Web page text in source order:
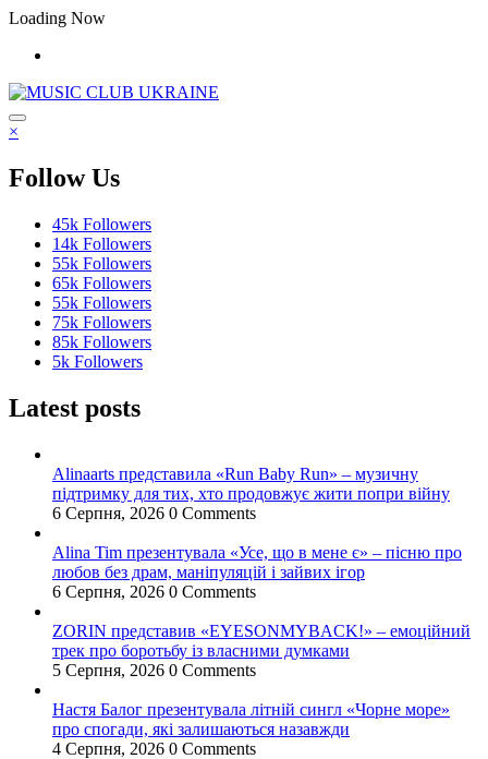
Перейти
контенту
Loading Now
×
Follow Us
45k Followers
14k Followers
55k Followers
65k Followers
55k Followers
75k Followers
85k Followers
5k Followers
Latest posts
Alinaarts представила «Run Baby Run» – музичну
підтримку для тих, хто продовжує жити попри війну
6 Серпня, 2026 0 Comments
Alina Tim презентувала «Усе, що в мене є» – пісню про
любов без драм, маніпуляцій і зайвих ігор
6 Серпня, 2026 0 Comments
ZORIN представив «EYESONMYBACK!» – емоційний
трек про боротьбу із власними думками
5 Серпня, 2026 0 Comments
Настя Балог презентувала літній сингл «Чорне море»
про спогади, які залишаються назавжди
4 Серпня, 2026 0 Comments